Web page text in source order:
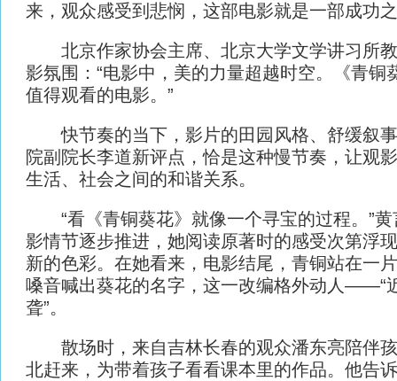
来，观众感受到悲悯，这部电影就是一部成功
北京作家协会主席、北京大学文学讲习所教
影氛围：“电影中，美的力量超越时空。《青铜
值得观看的电影。”
快节奏的当下，影片的田园风格、舒缓叙事
院副院长李道新评点，恰是这种慢节奏，让观
生活、社会之间的和谐关系。
“看《青铜葵花》就像一个寻宝的过程。”黄
影情节逐步推进，她阅读原著时的感受次第浮
新的色彩。在她看来，电影结尾，青铜站在一
嗓音喊出葵花的名字，这一改编格外动人——“
聋”。
散场时，来自吉林长春的观众潘东亮陪伴孩
北赶来，为带着孩子看看课本里的作品。他告